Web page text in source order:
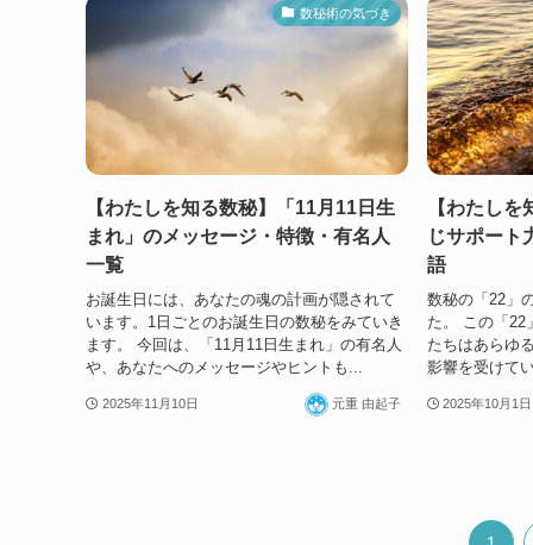
数秘術の気づき
【わたしを知る数秘】「11月11日生
まれ」のメッセージ・特徴・有名人
一覧
お誕生日には、あなたの魂の計画が隠されて
います。1日ごとのお誕生日の数秘をみていき
ます。 今回は、「11月11日生まれ」の有名人
や、あなたへのメッセージやヒントも...
2025年11月10日 元重 由起子
【わたし
じサポート
語
数秘の「22」
た。 この「22
たちはあらゆ
影響を受けて
2025年10月1日